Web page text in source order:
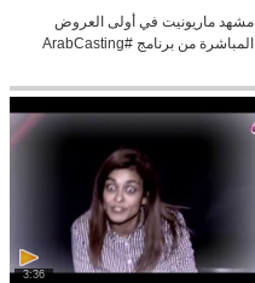
مشهد ماريونيت في أولى العروض
المباشرة من برنامج #ArabCasting
3:36